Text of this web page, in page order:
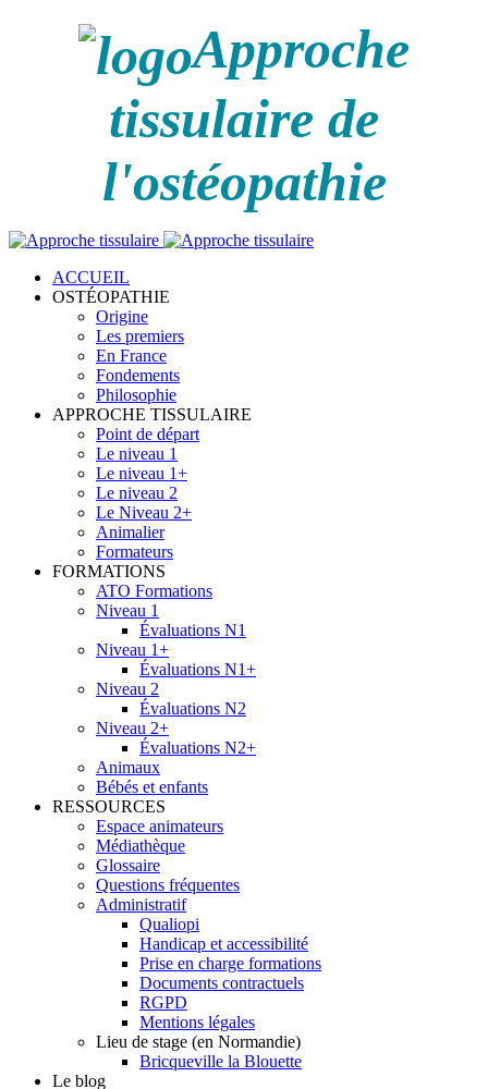
Approche
tissulaire de
l'ostéopathie
ACCUEIL
OSTÉOPATHIE
Origine
Les premiers
En France
Fondements
Philosophie
APPROCHE TISSULAIRE
Point de départ
Le niveau 1
Le niveau 1+
Le niveau 2
Le Niveau 2+
Animalier
Formateurs
FORMATIONS
ATO Formations
Niveau 1
Évaluations N1
Niveau 1+
Évaluations N1+
Niveau 2
Évaluations N2
Niveau 2+
Évaluations N2+
Animaux
Bébés et enfants
RESSOURCES
Espace animateurs
Médiathèque
Glossaire
Questions fréquentes
Administratif
Qualiopi
Handicap et accessibilité
Prise en charge formations
Documents contractuels
RGPD
Mentions légales
Lieu de stage (en Normandie)
Bricqueville la Blouette
Le blog